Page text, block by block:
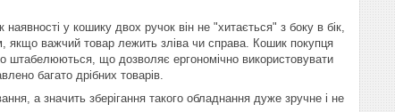
у кошику двох ручок він не "хитається" з боку в бік,
якщо важчий товар лежить зліва чи справа. Кошик покупця
штабелюються, що дозволяє ергономічно використовувати
багато дрібних товарів.
а значить зберігання такого обладнання дуже зручне і не